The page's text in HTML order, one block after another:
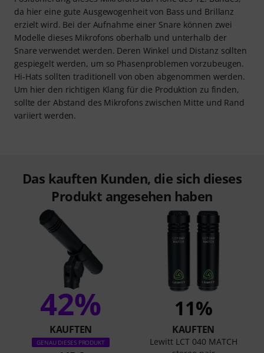
da hier eine gute Ausgewogenheit von Bass und Brillanz
erzielt wird. Bei der Aufnahme einer Snare können zwei
Modelle dieses Mikrofons oberhalb und unterhalb der
Snare verwendet werden. Deren Winkel und Distanz sollten
gespiegelt werden, um so Phasenproblemen vorzubeugen.
Hi-Hats sollten traditionell von oben abgenommen werden.
Um hier den richtigen Klang für die Produktion zu finden,
sollte der Abstand des Mikrofons zwischen Mitte und Rand
variiert werden.
Das kauften Kunden, die sich dieses
Produkt angesehen haben
42%
KAUFTEN
GENAU DIESES PRODUKT
11%
KAUFTEN
Lewitt LCT 040 MATCH